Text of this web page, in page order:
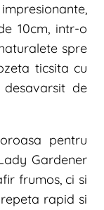
10cm, intr-o
spre
ticsita cu
de
pentru
Gardener
frumos, ci si
rapid si